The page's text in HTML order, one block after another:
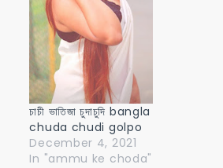
চাচী ভাতিজা চুদাচুদি bangla
chuda chudi golpo
December 4, 2021
In "ammu ke choda"